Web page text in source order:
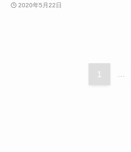
2020年5月22日
1